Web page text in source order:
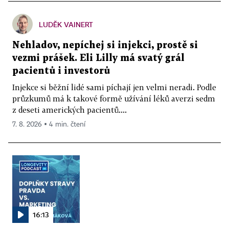
LUDĚK VAINERT
Nehladov, nepíchej si injekci, prostě si
vezmi prášek. Eli Lilly má svatý grál
pacientů i investorů
Injekce si běžní lidé sami píchají jen velmi neradi. Podle
průzkumů má k takové formě užívání léků averzi sedm
z deseti amerických pacientů....
7. 8. 2026 ▪ 4 min. čtení
16:13